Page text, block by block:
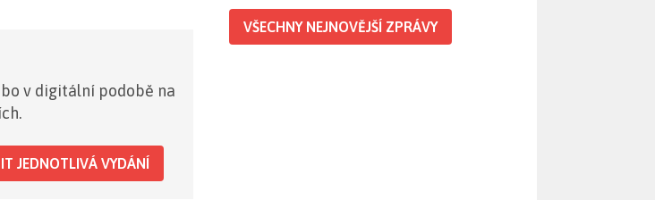
v digitální podobě na
JEDNOTLIVÁ VYDÁNÍ
VŠECHNY NEJNOVĚJŠÍ ZPRÁVY